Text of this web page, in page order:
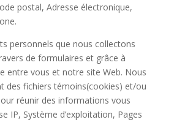
postal, Adresse électronique,
personnels que nous collectons
de formulaires et grâce à
entre vous et notre site Web. Nous
des fichiers témoins(cookies) et/ou
réunir des informations vous
IP, Système d’exploitation, Pages